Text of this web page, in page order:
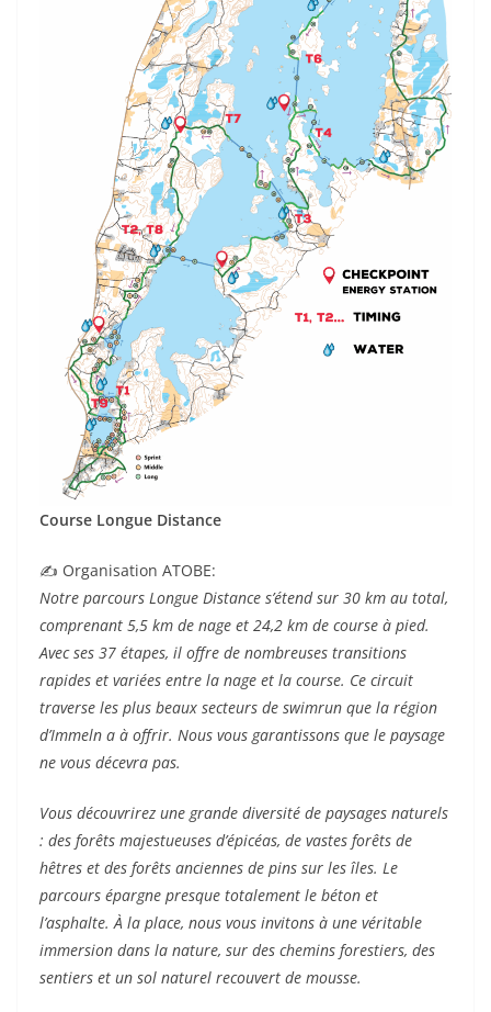
Course Longue Distance
✍️ Organisation ATOBE:
Notre parcours Longue Distance s’étend sur 30 km au total,
comprenant 5,5 km de nage et 24,2 km de course à pied.
Avec ses 37 étapes, il offre de nombreuses transitions
rapides et variées entre la nage et la course. Ce circuit
traverse les plus beaux secteurs de swimrun que la région
d’Immeln a à offrir. Nous vous garantissons que le paysage
ne vous décevra pas.
Vous découvrirez une grande diversité de paysages naturels
: des forêts majestueuses d’épicéas, de vastes forêts de
hêtres et des forêts anciennes de pins sur les îles. Le
parcours épargne presque totalement le béton et
l’asphalte. À la place, nous vous invitons à une véritable
immersion dans la nature, sur des chemins forestiers, des
sentiers et un sol naturel recouvert de mousse.